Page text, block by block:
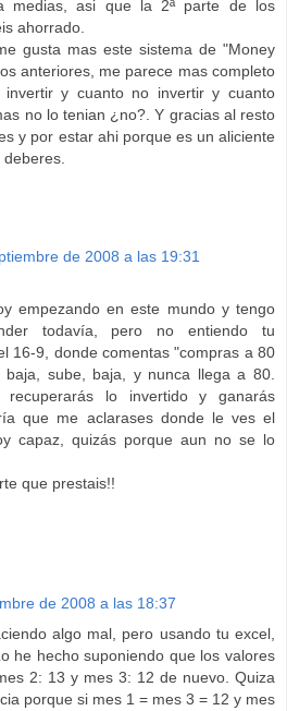
medias, asi que la 2ª parte de los
ahorrado.
gusta mas este sistema de "Money
anteriores, me parece mas completo
invertir y cuanto no invertir y cuanto
no lo tenian ¿no?. Y gracias al resto
y por estar ahi porque es un aliciente
de 2008 a las 19:31
empezando en este mundo y tengo
todavía, pero no entiendo tu
16-9, donde comentas "compras a 80
sube, baja, y nunca llega a 80.
recuperarás lo invertido y ganarás
que me aclarases donde le ves el
capaz, quizás porque aun no se lo
que prestais!!
de 2008 a las 18:37
algo mal, pero usando tu excel,
he hecho suponiendo que los valores
2: 13 y mes 3: 12 de nuevo. Quiza
porque si mes 1 = mes 3 = 12 y mes